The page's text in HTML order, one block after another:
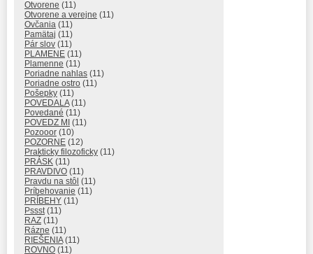
Otvorene (11)
Otvorene a verejne (11)
Ovčania (11)
Pamätaj (11)
Pár slov (11)
PLAMENE (11)
Plamenne (11)
Poriadne nahlas (11)
Poriadne ostro (11)
Pošepky (11)
POVEDALA(11)
Povedané (11)
POVEDZ MI (11)
Pozooor (10)
POZORNE (12)
Prakticky filozoficky (11)
PRÁSK (11)
PRAVDIVO (11)
Pravdu na stôl (11)
Príbehovanie (11)
PRÍBEHY (11)
Pssst(11)
RAZ (11)
Rázne (11)
RIEŠENIA(11)
ROVNO (11)